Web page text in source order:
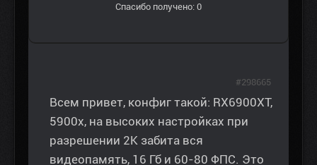
Спасибо получено: 0
Всем привет, конфиг такой: RX6900XT,
5900х, на высоких настройках при
разрешении 2К забита вся
видеопамять, 16 Гб и 60-80 ФПС. Это
#298665